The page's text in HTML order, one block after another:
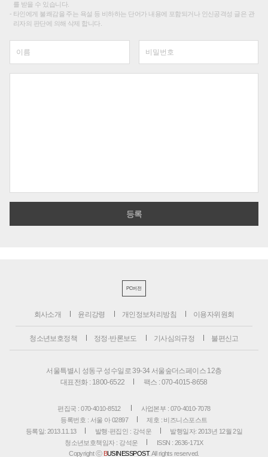
를 받을 수 있습니다.
타인에게 불쾌감을 주는 욕설 등 비하하는 단어가 내용에 포함되거나 인신공격성 글은 관
리자의 판단에 의해 삭제 합니다.
PC버전
회사소개 윤리강령 개인정보처리방침 이용자위원회
청소년보호정책 정정·반론보도 기사심의규정 불편신고
서울특별시 성동구 성수일로 39-34 서울숲더스페이스 12층
대표전화 : 1800-6522
팩스 : 070-4015-8658
편집국 : 070-4010-8512
사업본부 : 070-4010-7078
등록번호 : 서울 아 02897
제호 : 비즈니스포스트
등록일: 2013.11.13
발행·편집인 : 강석운
발행일자: 2013년 12월 2일
청소년보호책임자 : 강석운
ISSN : 2636-171X
Copyright ⓒ BUSINESSPOST. All rights reserved.